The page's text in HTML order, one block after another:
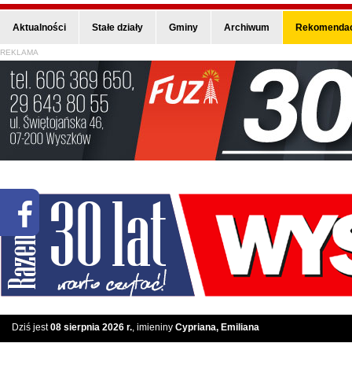
Aktualności Stałe działy Gminy Archiwum
REKLAMA
Dziś jest08 sierpnia 2026 r., imieniny Cypriana, Emiliana